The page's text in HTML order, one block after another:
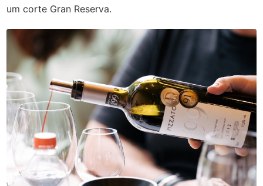
um corte Gran Reserva.